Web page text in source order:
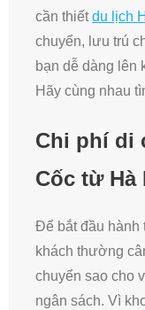
cần thiếtdu lịch
chuyển, lưu trú
bạn dễ dàng lên
Hãy cùng nhau
Chi phí di
Cốc từ Hà
Để bắt đầu hành
khách thường
chuyển sao cho
ngân sách. Vì